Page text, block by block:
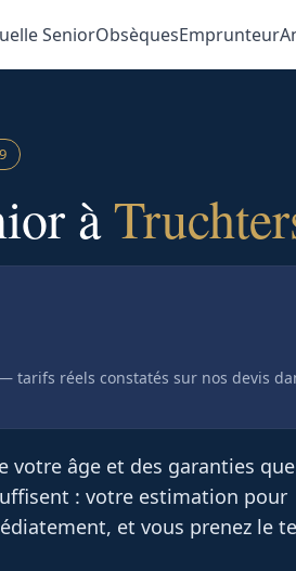
SeniorObsèquesEmprunteur
à
tarifs réels constatés sur nos devis
âge et des garanties
: votre estimation pour
et vous prenez le